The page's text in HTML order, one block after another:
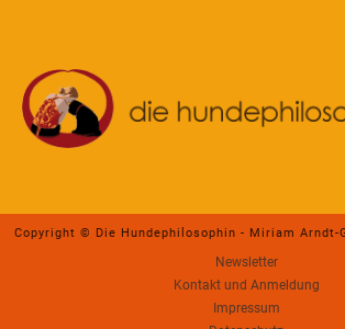
Copyright © Die Hundephilosophin - Miriam Arndt-
Newsletter
Kontakt und Anmeldung
Impressum